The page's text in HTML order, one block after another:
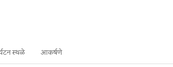
स्थळे आकर्षणे